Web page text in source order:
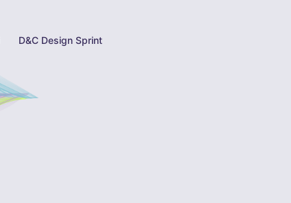
D&C Design Sprint